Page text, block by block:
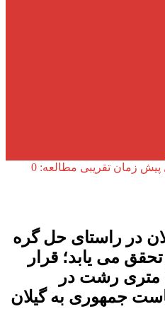
زمان تقریبی مطالعه: 0
در راستای حل گره
می یابد؛ قرار
گرفتن پروژه رینگ ۹۰ متری رشت در
جمهوری به گیلان